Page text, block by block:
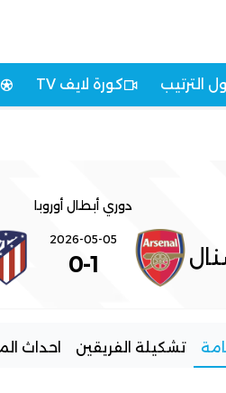
الترتيب كورة لايف TV
دوري أبطال أوروبا
2026-05-05
1
-
0
تشكيلة الفريقين احداث